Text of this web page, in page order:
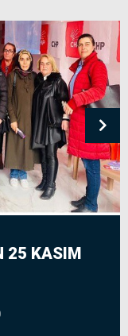
25 KASIM